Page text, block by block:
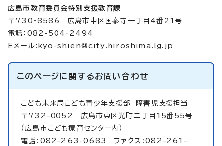
広島市教育委員会特別支援教育課
〒730‐8586 広島市中区国泰寺一丁目4番21号
電話：082-504‐2494
Eメール: kyo-shien@city.hiroshima.lg.jp
このページに関するお問い合わせ
こども未来局こども青少年支援部
障害児支援担当
〒732-0052 広島市東区光町二丁目15番55号
（広島市こども療育センター内）
電話：082-263-0683 ファクス：082-261-